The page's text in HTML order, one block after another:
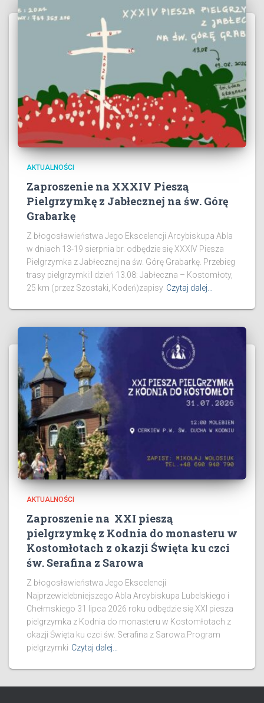
AKTUALNOŚCI
Zaproszenie na XXXIV Pieszą
Pielgrzymkę z Jabłecznej na św. Górę
Grabarkę
Z błogosławieństwa Jego Ekscelencji Arcybiskupa Abla
w dniach 13-19 sierpnia br. odbędzie się XXXIV Piesza
Pielgrzymka z Jabłecznej na św. Górę Grabarkę. Przebieg
trasy pielgrzymki:I dzień 13.08: Jabłeczna – Kostomłoty,
25 km (przez Szostaki, Kodeń)zapisy Czytaj dalej…
AKTUALNOŚCI
Zaproszenie na XXI pieszą
pielgrzymkę z Kodnia do monasteru w
Kostomłotach z okazji Święta ku czci
św. Serafina z Sarowa
Z błogosławieństwa Jego Ekscelencji
Najprzewielebniejszego Abla Arcybiskupa Lubelskiego i
Chełmskiego 31 lipca 2026 roku odbędzie się XXI piesza
pielgrzymka z Kodnia do monasteru w Kostomłotach z
okazji Święta ku czci św. Serafina z Sarowa.Program
pielgrzymki Czytaj dalej…